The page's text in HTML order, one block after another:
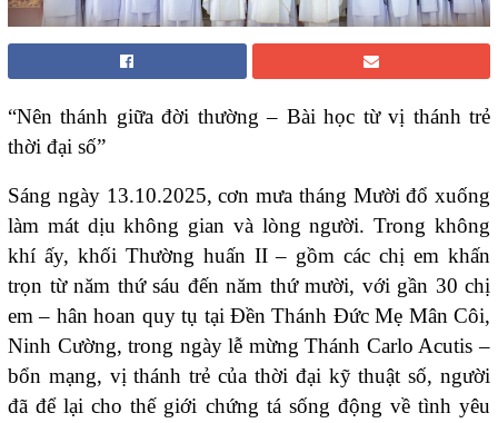
“Nên thánh giữa đời thường – Bài học từ vị thánh trẻ
thời đại số”
Sáng ngày 13.10.2025, cơn mưa tháng Mười đổ xuống
làm mát dịu không gian và lòng người. Trong không
khí ấy, khối Thường huấn II – gồm các chị em khấn
trọn từ năm thứ sáu đến năm thứ mười, với gần 30 chị
em – hân hoan quy tụ tại Đền Thánh Đức Mẹ Mân Côi,
Ninh Cường, trong ngày lễ mừng Thánh Carlo Acutis –
bổn mạng, vị thánh trẻ của thời đại kỹ thuật số, người
đã để lại cho thế giới chứng tá sống động về tình yêu